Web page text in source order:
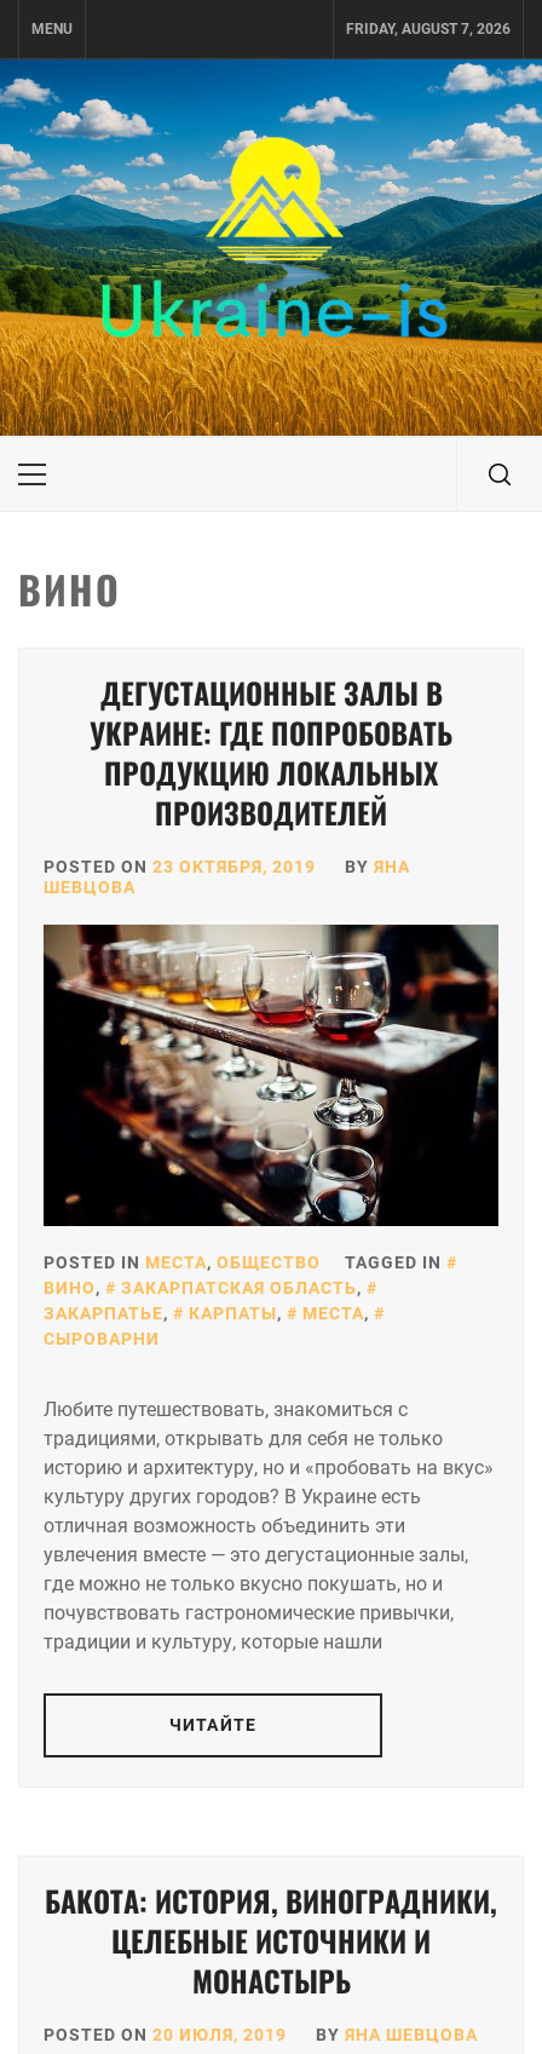
MENU FRIDAY, AUGUST 7, 2026
UKRAINE-IS
ПУТЕШЕСТВИЕ ПО УКРАИНЕ
Primary
ВИНО
ДЕГУСТАЦИОННЫЕ ЗАЛЫ В
УКРАИНЕ: ГДЕ ПОПРОБОВАТЬ
ПРОДУКЦИЮ ЛОКАЛЬНЫХ
ПРОИЗВОДИТЕЛЕЙ
POSTED ON 23 ОКТЯБРЯ, 2019 BY ЯНА
ШЕВЦОВА
POSTED IN МЕСТА, ОБЩЕСТВО
TAGGED IN
ВИНО, ЗАКАРПАТСКАЯ ОБЛАСТЬ,
ЗАКАРПАТЬЕ, КАРПАТЫ, МЕСТА,
СЫРОВАРНИ
Любите путешествовать, знакомиться с
традициями, открывать для себя не только
историю и архитектуру, но и «пробовать на вкус»
культуру других городов? В Украине есть
отличная возможность объединить эти
увлечения вместе — это дегустационные залы,
где можно не только вкусно покушать, но и
почувствовать гастрономические привычки,
традиции и культуру, которые нашли
ЧИТАЙТЕ
БАКОТА: ИСТОРИЯ, ВИНОГРАДНИКИ,
ЦЕЛЕБНЫЕ ИСТОЧНИКИ И
МОНАСТЫРЬ
POSTED ON 20 ИЮЛЯ, 2019 BY ЯНА ШЕВЦОВА